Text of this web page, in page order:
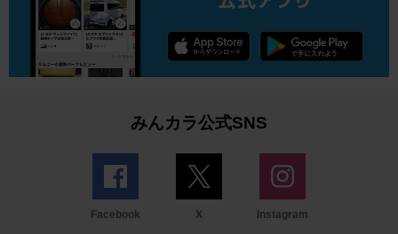
みんカラ公式SNS
Facebook X Instagram